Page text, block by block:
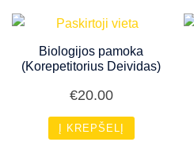
Biologijos pamoka
(Korepetitorius Deividas)
€20.00
Į KREPŠELĮ